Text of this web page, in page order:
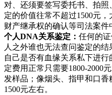
对、还须要签写委托书、拍
定的价值往常不超过1500元
财产继承权的确认等司法案件
个人DNA关系鉴定： 任何的
人之外谁也无法查问鉴定的
自己是否有血缘关系私下进
定费用正常只需要1800-2000
发样品；像烟头、指甲和口
1500元左右。